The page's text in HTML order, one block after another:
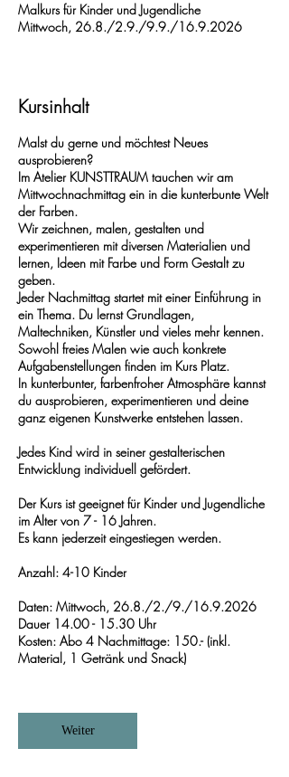
Malkurs für Kinder und Jugendliche
Mittwoch, 26.8./2.9./9.9./16.9.2026
Kursinhalt
Malst du gerne und möchtest Neues
ausprobieren?
Im Atelier KUNSTTRAUM tauchen wir am
Mittwochnachmittag ein in die kunterbunte Welt
der Farben.
Wir zeichnen, malen, gestalten und
experimentieren mit diversen Materialien und
lernen, Ideen mit Farbe und Form Gestalt zu
geben.
Jeder Nachmittag startet mit einer Einführung in
ein Thema. Du lernst Grundlagen,
Maltechniken, Künstler und vieles mehr kennen.
Sowohl freies Malen wie auch konkrete
Aufgabenstellungen finden im Kurs Platz.
In kunterbunter, farbenfroher Atmosphäre kannst
du ausprobieren, experimentieren und deine
ganz eigenen Kunstwerke entstehen lassen.
Jedes Kind wird in seiner gestalterischen
Entwicklung individuell gefördert.
Der Kurs ist geeignet für Kinder und Jugendliche
im Alter von 7 - 16 Jahren.
Es kann jederzeit eingestiegen werden.
Anzahl: 4-10 Kinder
Daten: Mittwoch, 26.8./2./9./16.9.2026
Dauer 14.00 - 15.30 Uhr
Kosten: Abo 4 Nachmittage: 150.- (inkl.
Material, 1 Getränk und Snack)
Weiter